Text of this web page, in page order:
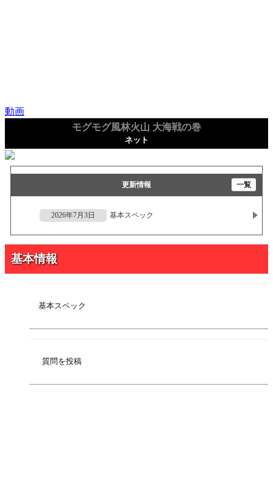
動画
モグモグ風林火山 大海戦の巻
ネット
更新情報 一覧
2026年7月3日 基本スペック
基本情報
基本スペック
質問を投稿